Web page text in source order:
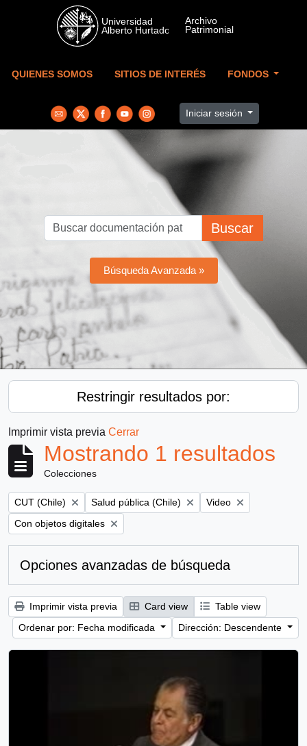
Skip to main content
QUIENES SOMOS SITIOS DE INTERÉS FONDOS
Iniciar sesión
Buscar
Búsqueda Avanzada »
Restringir resultados por:
Imprimir vista previa Cerrar
Mostrando 1 resultados
Colecciones
Remove filter:
CUT (Chile) Remove filter:
Salud pública (Chile) Remove filter:
Video
Remove filter:
Con objetos digitales
Opciones avanzadas de búsqueda
Imprimir vista previa Card view
Table view
Ordenar por: Fecha modificada
Dirección: Descendente